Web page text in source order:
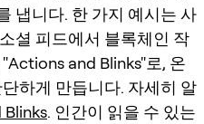
냅니다. 한 가지 예시는 사
셜 피드에서 블록체인 작
and Blinks"로, 온
하게 만듭니다. 자세히 알
Blinks. 인간이 읽을 수 있는